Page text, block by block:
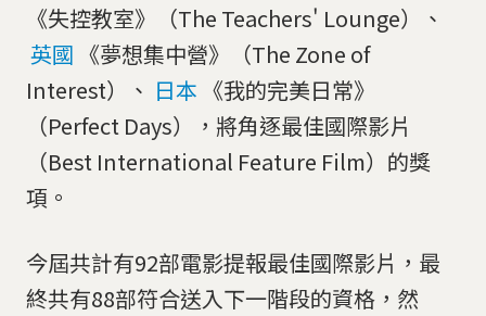
《失控教室》（The Teachers' Lounge）、
英國 《夢想集中營》（The Zone of
Interest）、 日本 《我的完美日常》
（Perfect Days），將角逐最佳國際影片
（Best International Feature Film）的獎
項。
今屆共計有92部電影提報最佳國際影片，最
終共有88部符合送入下一階段的資格，然